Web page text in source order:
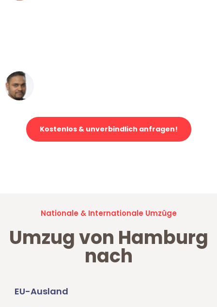
Kostenlos & unverbindlich anfragen!
Nationale & Internationale Umzüge
Umzug von Hamburg
nach
EU-Ausland